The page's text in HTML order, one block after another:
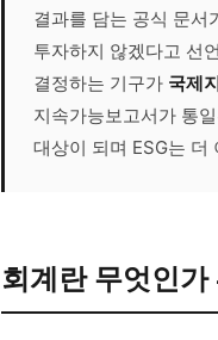
결과를 담는 공식 문서
투자하지 않겠다고 선
결정하는 기구가 국제
지속가능보고서가 통
대상이 되며 ESG는 더
회계란 무엇인가